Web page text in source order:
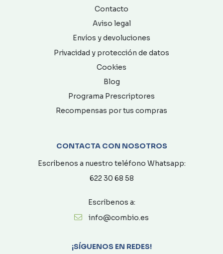
Contacto
Aviso legal
Envíos y devoluciones
Privacidad y protección de datos
Cookies
Blog
Programa Prescriptores
Recompensas por tus compras
CONTACTA CON NOSOTROS
Escríbenos a nuestro teléfono Whatsapp:
622 30 68 58
Escríbenos a:
info@combio.es
¡SÍGUENOS EN REDES!